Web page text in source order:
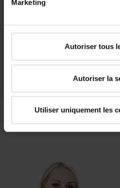
Marketing
Autoriser tous
Autoriser la
Utiliser uniquement les
Entretien et